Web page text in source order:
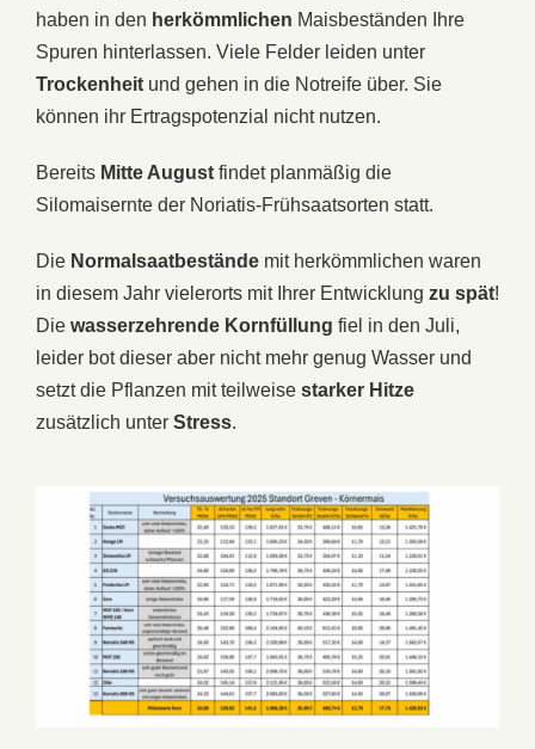
haben in den herkömmlichen Maisbeständen Ihre
Spuren hinterlassen. Viele Felder leiden unter
Trockenheit und gehen in die Notreife über. Sie
können ihr Ertragspotenzial nicht nutzen.
Bereits Mitte August findet planmäßig die
Silomaisernte der Noriatis-Frühsaatsorten statt.
Die Normalsaatbestände mit herkömmlichen waren
in diesem Jahr vielerorts mit Ihrer Entwicklung zu spät!
Die wasserzehrende Kornfüllung fiel in den Juli,
leider bot dieser aber nicht mehr genug Wasser und
setzt die Pflanzen mit teilweise starker Hitze
zusätzlich unter Stress.